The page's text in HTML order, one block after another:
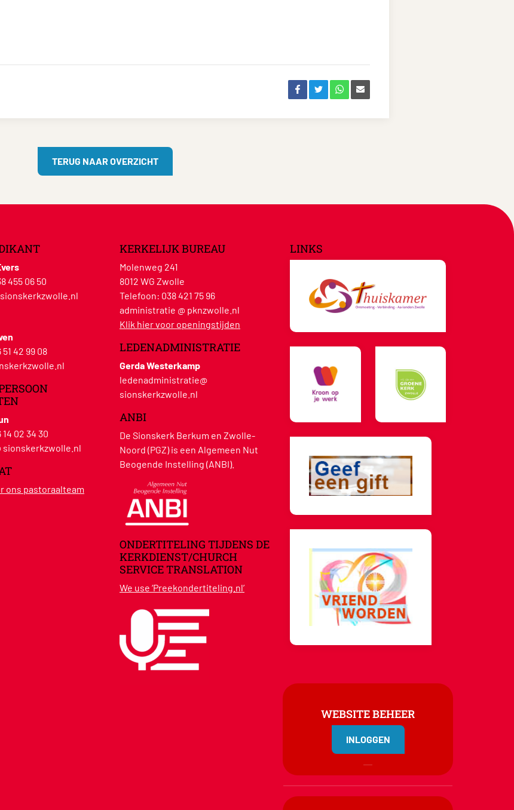
TERUG NAAR OVERZICHT
455 06 50
51 42 99 08
14 02 34 30
sionskerkzwolle.nl
ons pastoraalteam
KERKELIJK BUREAU
Molenweg 241
8012 WG Zwolle
Telefoon: 038 421 75 96
administratie @ pknzwolle.nl
Klik hier voor openingstijden
LEDENADMINISTRATIE
Gerda Westerkamp
ledenadministratie@
sionskerkzwolle.nl
ANBI
De Sionskerk Berkum en Zwolle-
Noord (PGZ) is een Algemeen Nut
Beogende Instelling (ANBI).
ONDERTITELING TIJDENS DE
KERKDIENST/CHURCH
SERVICE TRANSLATION
We use ‘Preekondertiteling.nl’
LINKS
WEBSITE BEHEER
INLOGGEN